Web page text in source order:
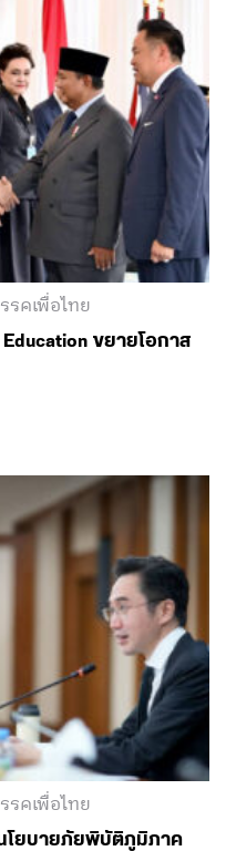
รคเพื่อไทย
ขยายโอกาส
รคเพื่อไทย
โยบายภัยพิบัติภูมิภาค